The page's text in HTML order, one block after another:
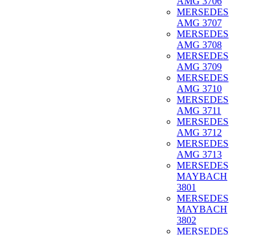
MERSEDES
AMG 3707
MERSEDES
AMG 3708
MERSEDES
AMG 3709
MERSEDES
AMG 3710
MERSEDES
AMG 3711
MERSEDES
AMG 3712
MERSEDES
AMG 3713
MERSEDES
MAYBACH
3801
MERSEDES
MAYBACH
3802
MERSEDES